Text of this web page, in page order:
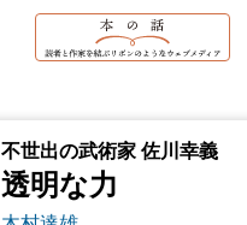
不世出の武術家 佐川幸義
透明な力